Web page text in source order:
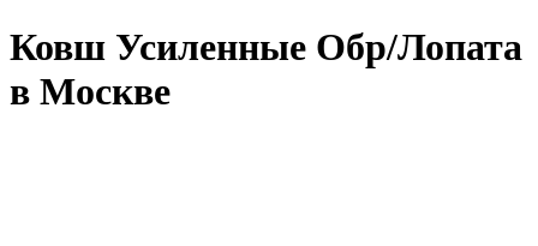
Ковш Усиленные Обр/Лопата
в Москве